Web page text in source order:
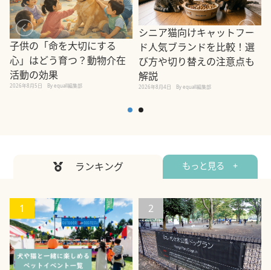
子供の「命を大切にする
心」はどう育つ？動物介在
活動の効果
2026年8月5日 By equall編集部
シニア猫向けキャットフー
ド人気ブランドを比較！選
び方や切り替えの注意点も
解説
2026年8月4日 By equall編集部
ランキング もっと見る +
1 2